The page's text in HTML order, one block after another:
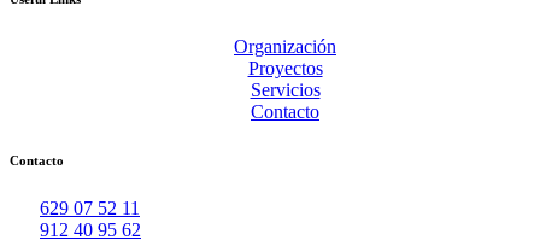
Organización
Proyectos
Servicios
Contacto
Contacto
629 07 52 11
912 40 95 62